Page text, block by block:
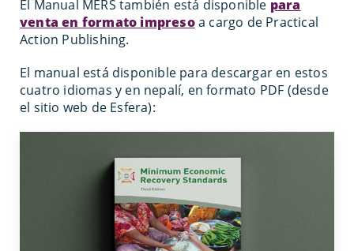
El Manual MERS también está disponible para
venta en formato impresoa cargo de Practical
Action Publishing.
El manual está disponible para descargar en estos
cuatro idiomas y en nepalí, en formato PDF (desde
el sitio web de Esfera):